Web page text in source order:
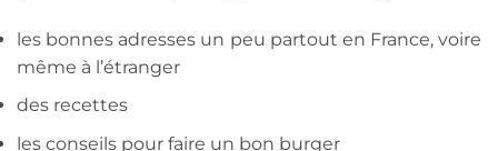
les bonnes adresses un peu partout en France, voire
même à l’étranger
des recettes
les conseils pour faire un bon burger